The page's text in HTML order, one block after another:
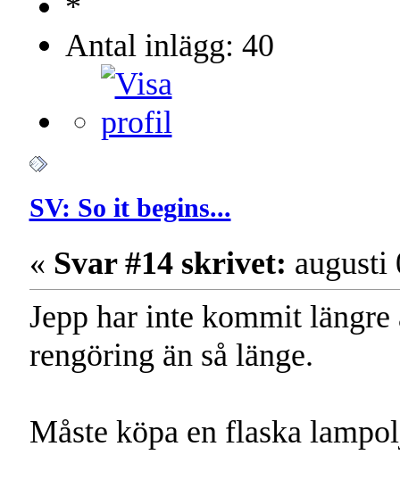
Antal inlägg: 40
SV: So it begins...
« Svar #14 skrivet: augusti
Jepp har inte kommit
rengöring än så länge.
Måste köpa en flaska